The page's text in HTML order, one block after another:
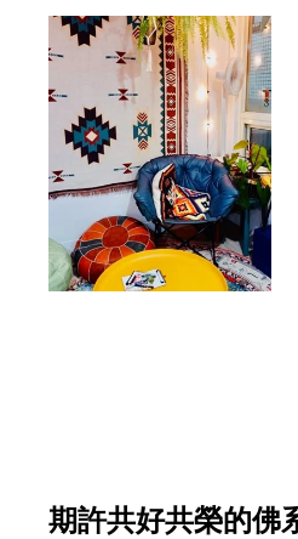
期許共好共榮的佛